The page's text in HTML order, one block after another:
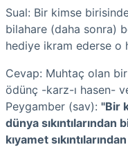
Sual: Bir kimse
bilahare (daha sonra)
hediye ikram ederse o
Cevap: Muhtaç olan
ödünç -karz-ı hasen-
Peygamber (sav): "Bir
dünya
kıyamet